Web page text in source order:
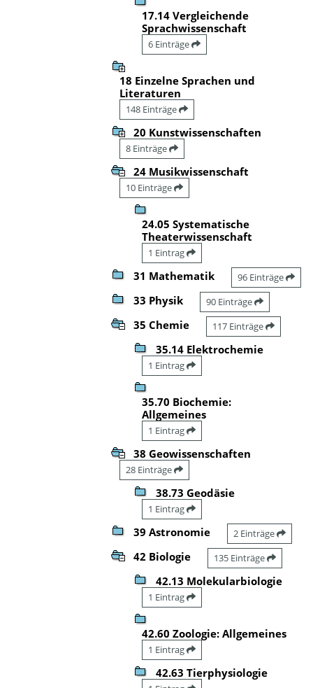
17.14 Vergleichende
Sprachwissenschaft
6 Einträge
18 Einzelne Sprachen und
Literaturen
148 Einträge
20 Kunstwissenschaften
8 Einträge
24 Musikwissenschaft
10 Einträge
24.05 Systematische
Theaterwissenschaft
1 Eintrag
31 Mathematik 96 Einträge
33 Physik 90 Einträge
35 Chemie 117 Einträge
35.14 Elektrochemie
1 Eintrag
35.70 Biochemie:
Allgemeines
1 Eintrag
38 Geowissenschaften
28 Einträge
38.73 Geodäsie
1 Eintrag
39 Astronomie 2 Einträge
42 Biologie 135 Einträge
42.13 Molekularbiologie
1 Eintrag
42.60 Zoologie: Allgemeines
1 Eintrag
42.63 Tierphysiologie